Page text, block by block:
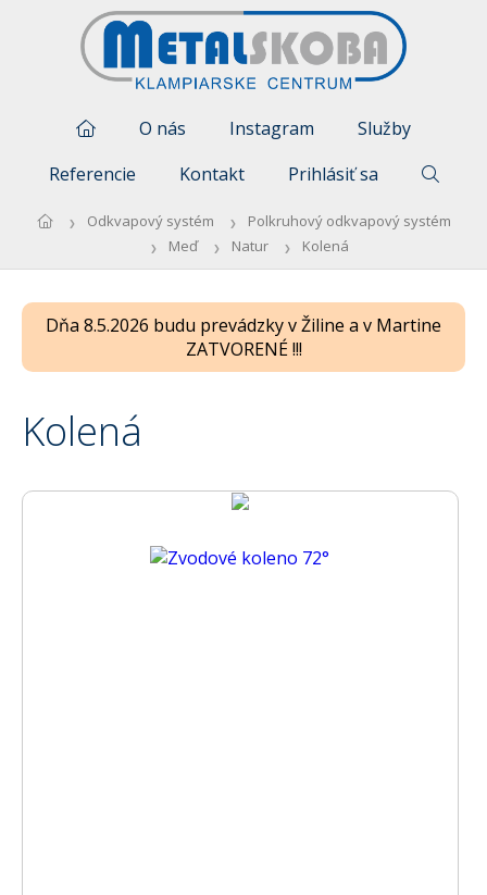
O nás Instagram
Služby
Referencie
Kontakt Prihlásiť sa
Odkvapový systém
Polkruhový odkvapový systém
Meď
Natur Kolená
Dňa 8.5.2026 budu prevádzky v Žiline a v Martine
ZATVORENÉ !!!
Kolená